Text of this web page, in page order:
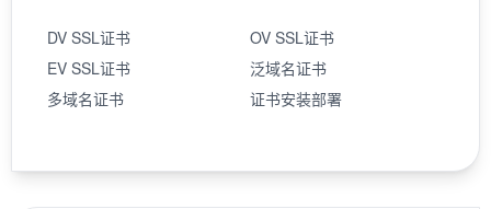
DV SSL证书
OV SSL证书
EV SSL证书
泛域名证书
多域名证书
证书安装部署